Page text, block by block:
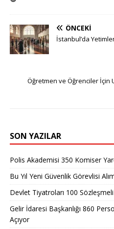
ÖNCEKI
İstanbul’da
Öğretmen ve Öğrenciler İçin
SON YAZILAR
Polis Akademisi 350 Komiser
Bu Yıl Yeni Güvenlik Görevlisi
Devlet Tiyatroları 100 Sözleşmeli
Gelir İdaresi Başkanlığı 860
Açıyor